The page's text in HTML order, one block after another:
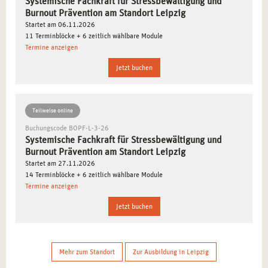
PROFITIEREN SIE VON UNSERER
LANGJÄHRIGEN ERFAHRUNG
Unser Aus- und Weiterbildungsangebot mit dem Abschluss
unserer langjährigen Erfahrung im Bereich der Heil- und
Sozialberufe. Über 180 hochqualifizierte und
praxisorientierte Dozent*innen formen unser Team. Sie
unterrichten an unseren sechs bundesweiten Standorten.
WIE WERDE ICH SYSTEMISCHE FACHKRAFT
FÜR STRESSBEWÄLTIGUNG UND BURNOUT
Um Systemische Fachkraft zu werden, sollten Sie mit einer
Ausbildungsdauer von etwa 1,5 Jahren rechnen. In der
Burnout Prävention am Standort Leipzig
Startet am 06.11.2026
11 Terminblöcke + 6 zeitlich wählbare Module
Termine anzeigen
Jetzt buchen
Teilweise online
Buchungscode BOPF-L-3-26
Systemische Fachkraft für Stressbewältigung und
Burnout Prävention am Standort Leipzig
Startet am 27.11.2026
14 Terminblöcke + 6 zeitlich wählbare Module
Termine anzeigen
Jetzt buchen
Mehr zum Standort Zur Ausbildung in Leipzig